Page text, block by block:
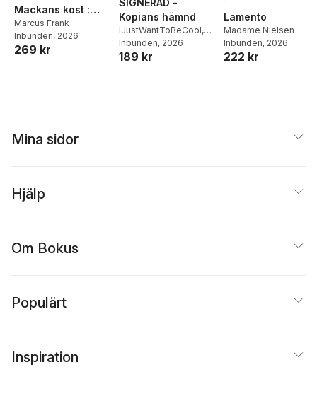
Mackans kost :
Middagar och
matlådor
Marcus Frank
Inbunden, 2026
269 kr
Kopians hämnd
IJustWantToBeCool,
Joel Adolphson
Ejdemo Beer
Inbunden, 2026
189 kr
Lamento
Madame Nielsen
Inbunden, 2026
222 kr
Mina sidor
Hjälp
Om Bokus
Populärt
Inspiration